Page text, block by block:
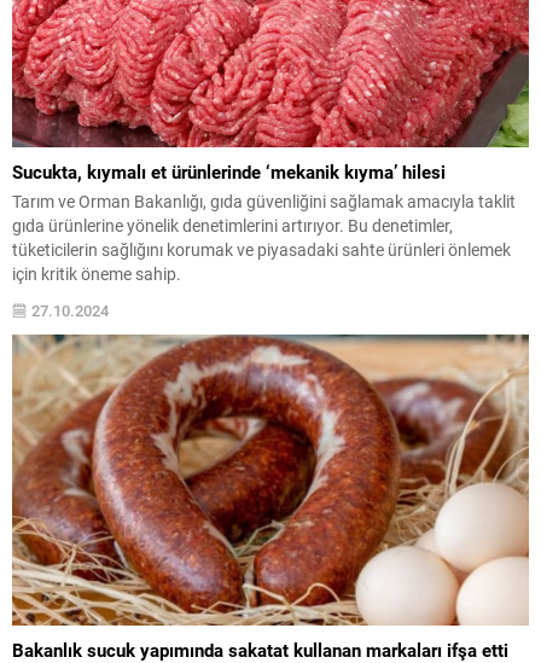
Sucukta, kıymalı et ürünlerinde ‘mekanik kıyma’ hilesi
Tarım ve Orman Bakanlığı, gıda güvenliğini sağlamak amacıyla taklit
gıda ürünlerine yönelik denetimlerini artırıyor. Bu denetimler,
tüketicilerin sağlığını korumak ve piyasadaki sahte ürünleri önlemek
için kritik öneme sahip.
27.10.2024
Bakanlık sucuk yapımında sakatat kullanan markaları ifşa etti